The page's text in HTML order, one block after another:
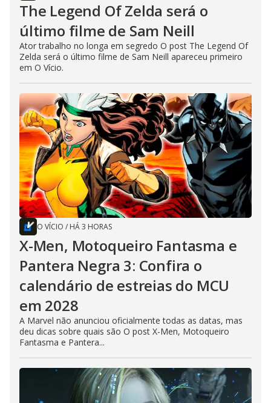
The Legend Of Zelda será o
último filme de Sam Neill
Ator trabalho no longa em segredo O post The Legend Of
Zelda será o último filme de Sam Neill apareceu primeiro
em O Vício.
O VÍCIO / HÁ 3 HORAS
X-Men, Motoqueiro Fantasma e
Pantera Negra 3: Confira o
calendário de estreias do MCU
em 2028
A Marvel não anunciou oficialmente todas as datas, mas
deu dicas sobre quais são O post X-Men, Motoqueiro
Fantasma e Pantera...